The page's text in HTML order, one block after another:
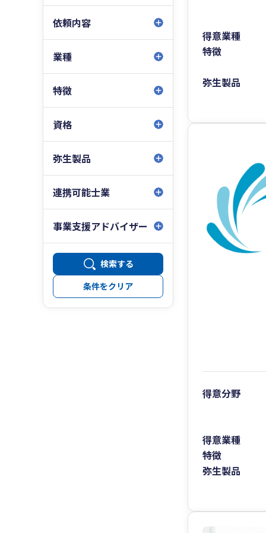
依頼内容
業種
特徴
資格
弥生製品
連携可能士業
事業支援アドバイザー
検索する
条件をクリア
得意業種
特徴
弥生製品
得意分野
得意業種
特徴
弥生製品